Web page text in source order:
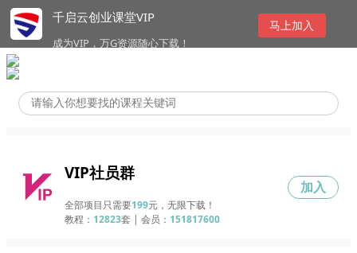
千启云创业课堂VIP
成为VIP，万G资源随心下载！
马上加入
VIP社员群
全部项目只需要199元，无限下载！
教程： 12823套 | 会员： 151817600
加入